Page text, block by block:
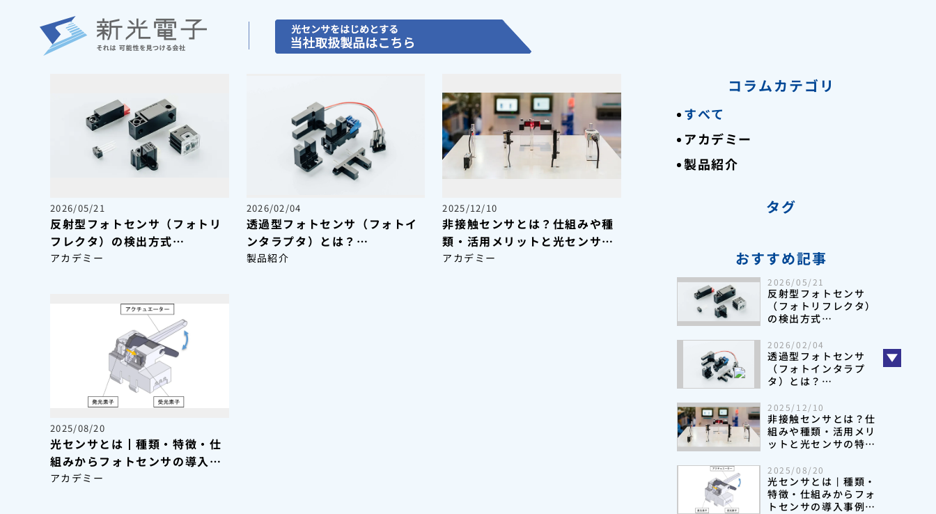
2026/05/21
反射型フォトセンサ（フォトリ
フレクタ）の検出方式
選定ポイント・導入事例を徹底
アカデミー
2026/02/04
透過型フォトセンサ（フォトイ
ンタラプタ）とは？
特徴や導入事例を解説
製品紹介
2025/12/10
非接触センサとは？仕組みや種
類・活用メリットと光センサの
特長をわかりやすく解説
アカデミー
2025/08/20
光センサとは丨種類・特徴・仕
組みからフォトセンサの導入事
例・選定方法まで詳しく解説
アカデミー
コラムカテゴリ
すべて
アカデミー
製品紹介
タグ
おすすめ記事
2026/05/21
反射型フォトセンサ
（フォトリフレクタ）
の検出方式
例を徹底解説
2026/02/04
透過型フォトセンサ
（フォトインタラプ
タ）とは？
2025/12/10
非接触センサとは？仕
組みや種類・活用メリ
ットと光センサの特長
2025/08/20
光センサとは丨種類・
特徴・仕組みからフォ
トセンサの導入事例・